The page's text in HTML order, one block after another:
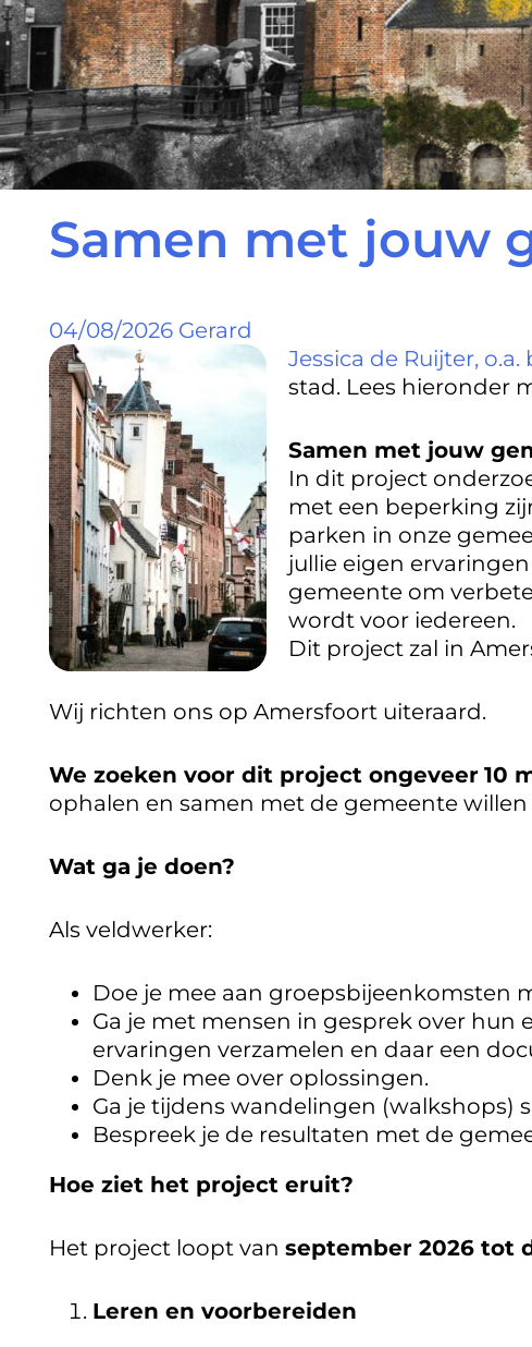
Samen met jouw
04/08/2026 Gerard
Jessica de Ruijter,
stad. Lees hieronder
Samen met jouw
In dit project
met een beperking
parken in onze
jullie eigen
gemeente om
wordt voor iedereen.
Dit project zal in
Wij richten ons op Amersfoort uiteraard.
We zoeken voor dit project ongeveer 10
ophalen en samen met de gemeente
Wat ga je doen?
Als veldwerker:
Doe je mee aan groepsbijeenkomsten
Ga je met mensen in gesprek over
ervaringen verzamelen en daar een
Denk je mee over oplossingen.
Ga je tijdens wandelingen (walkshops)
Bespreek je de resultaten met de
Hoe ziet het project eruit?
Het project loopt van september 2026 tot
Leren en voorbereiden